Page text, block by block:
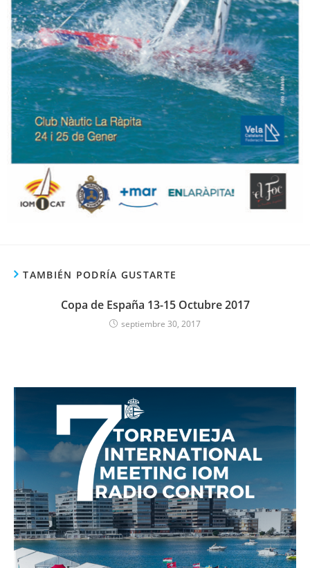
TAMBIÉN PODRÍA GUSTARTE
Copa de España 13-15 Octubre 2017
septiembre 30, 2017